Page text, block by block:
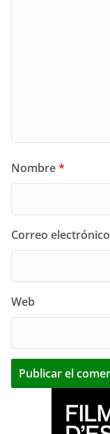
Nombre*
Correo electrónico
Web